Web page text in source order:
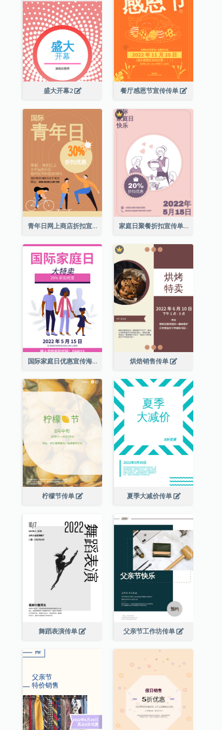
盛大开幕2 餐厅感恩节宣传传单
青年日网上商店折扣宣传单张 家庭日聚餐折扣宣传单张
国际家庭日优惠宣传海报 烘焙销售传单
柠檬节传单 夏季大减价传单
舞蹈表演传单 父亲节工作坊传单